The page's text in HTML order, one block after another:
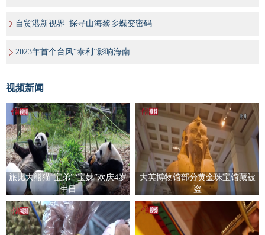
自贸港新视界| 探寻山海黎乡蝶变密码
2023年首个台风“泰利”影响海南
视频新闻
旅比大熊猫“宝弟”“宝妹”欢庆4岁
生日
大英博物馆部分黄金珠宝馆藏被
盗